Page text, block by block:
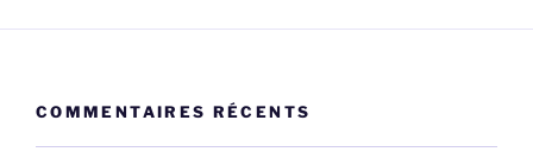
COMMENTAIRES RÉCENTS